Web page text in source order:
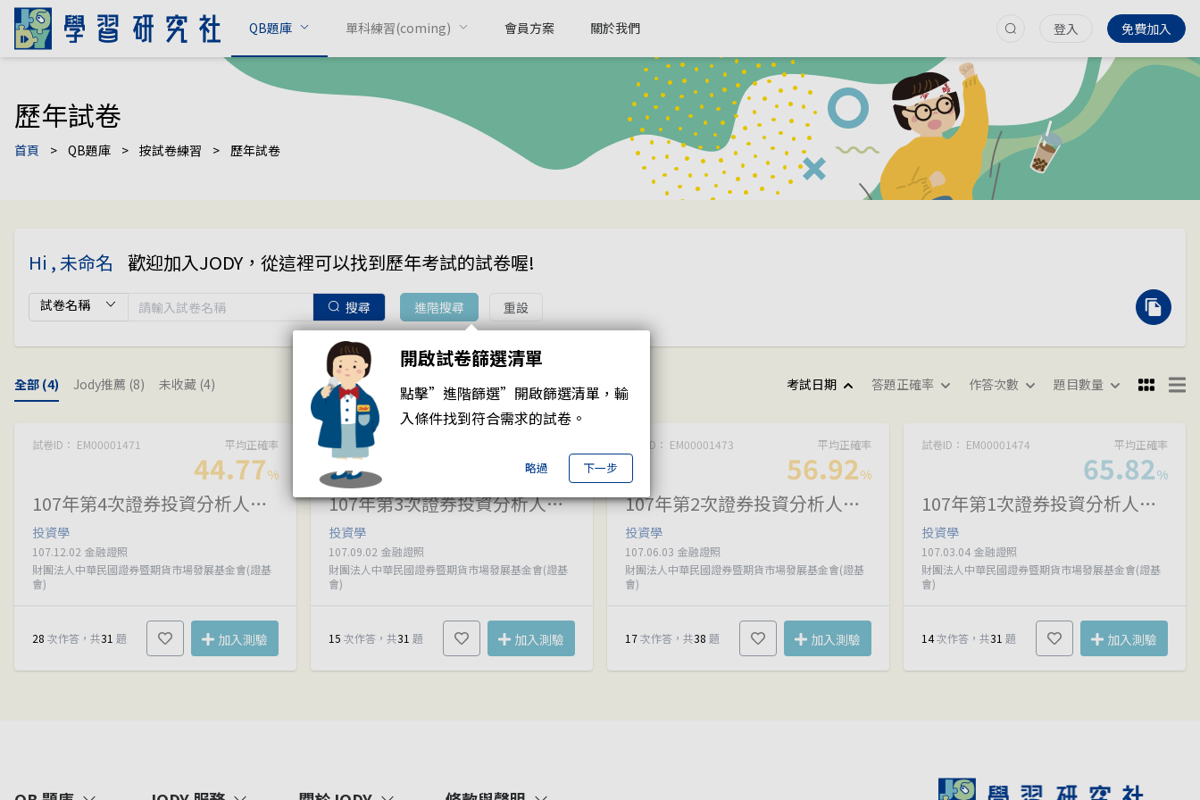
QB題庫 單科練習(coming) 會員方案 關於我們 登入 免費加入
歷年試卷
首頁 > QB題庫 > 按試卷練習 > 歷年試卷
Hi , 未命名 歡迎加入JODY，從這裡可以找到歷年考試的試卷喔!
搜尋 進階搜尋 重設
全部 (4) Jody推薦 (8) 未收藏 (4) 考試日期 答題正確率 作答次數 題目數量
試卷ID： EM00001471 平均正確率
44.77%
107年第4次證券投資分析人員資格測驗試題
投資學
107.12.02 金融證照
財團法人中華民國證券暨期貨市場發展基金會(證基
會)
28 次作答，共31 題 加入測驗
試卷ID： EM00001472
47.86
107年第3次證券投資分析人員資格測驗試題
投資學
107.09.02 金融證照
財團法人中華民國證券暨期貨市場發展基金會(證基
會)
15 次作答，共31 題 加入測驗
試卷ID： EM00001473 平均正確率
56.92%
107年第2次證券投資分析人員資格測驗試題
投資學
107.06.03 金融證照
財團法人中華民國證券暨期貨市場發展基金會(證基
會)
17次作答，共38 題 加入測驗
試卷ID： EM00001474 平均正確率
65.82%
107年第1次證券投資分析人員資格測驗試題
投資學
107.03.04 金融證照
財團法人中華民國證券暨期貨市場發展基金會(證基
會)
14次作答，共31 題 加入測驗
開啟試卷篩選清單
點擊”進階篩選”開啟篩選清單，輸
入條件找到符合需求的試卷。
略過 下一步